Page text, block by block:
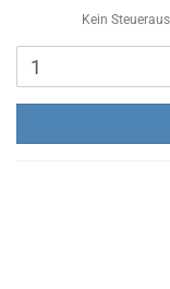
Kein